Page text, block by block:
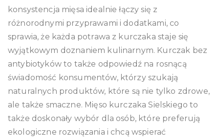
konsystencja mięsa idealnie łączy się z
różnorodnymi przyprawami i dodatkami, co
sprawia, że każda potrawa z kurczaka staje się
wyjątkowym doznaniem kulinarnym. Kurczak bez
antybiotyków to także odpowiedź na rosnącą
świadomość konsumentów, którzy szukają
naturalnych produktów, które są nie tylko zdrowe,
ale także smaczne. Mięso kurczaka Sielskiego to
także doskonały wybór dla osób, które preferują
ekologiczne rozwiązania i chcą wspierać